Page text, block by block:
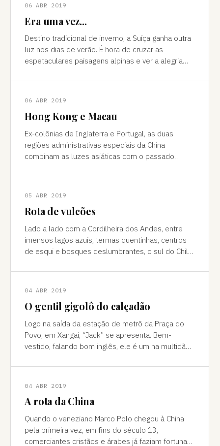
06 ABR 2019
Era uma vez...
Destino tradicional de inverno, a Suíça ganha outra
luz nos dias de verão. É hora de cruzar as
espetaculares paisagens alpinas e ver a alegria
06 ABR 2019
Hong Kong e Macau
Ex-colônias de Inglaterra e Portugal, as duas
regiões administrativas especiais da China
combinam as luzes asiáticas com o passado
05 ABR 2019
Rota de vulcões
Lado a lado com a Cordilheira dos Andes, entre
imensos lagos azuis, termas quentinhas, centros
de esqui e bosques deslumbrantes, o sul do Chile
04 ABR 2019
O gentil gigolô do calçadão
Logo na saída da estação de metrô da Praça do
Povo, em Xangai, “Jack” se apresenta. Bem-
vestido, falando bom inglês, ele é um na multidão
04 ABR 2019
A rota da China
Quando o veneziano Marco Polo chegou à China
pela primeira vez, em ﬁns do século 13,
comerciantes cristãos e árabes já faziam fortuna